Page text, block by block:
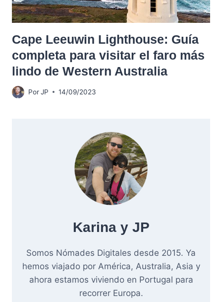
Cape Leeuwin Lighthouse: Guía
completa para visitar el faro más
lindo de Western Australia
PorJP 14/09/2023
Karina y JP
Somos Nómades Digitales desde 2015. Ya
hemos viajado por América, Australia, Asia y
ahora estamos viviendo en Portugal para
recorrer Europa.